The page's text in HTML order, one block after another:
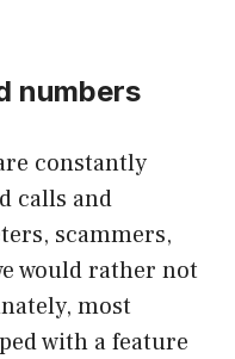
numbers
constantly
calls and
scammers,
would rather not
most
with a feature